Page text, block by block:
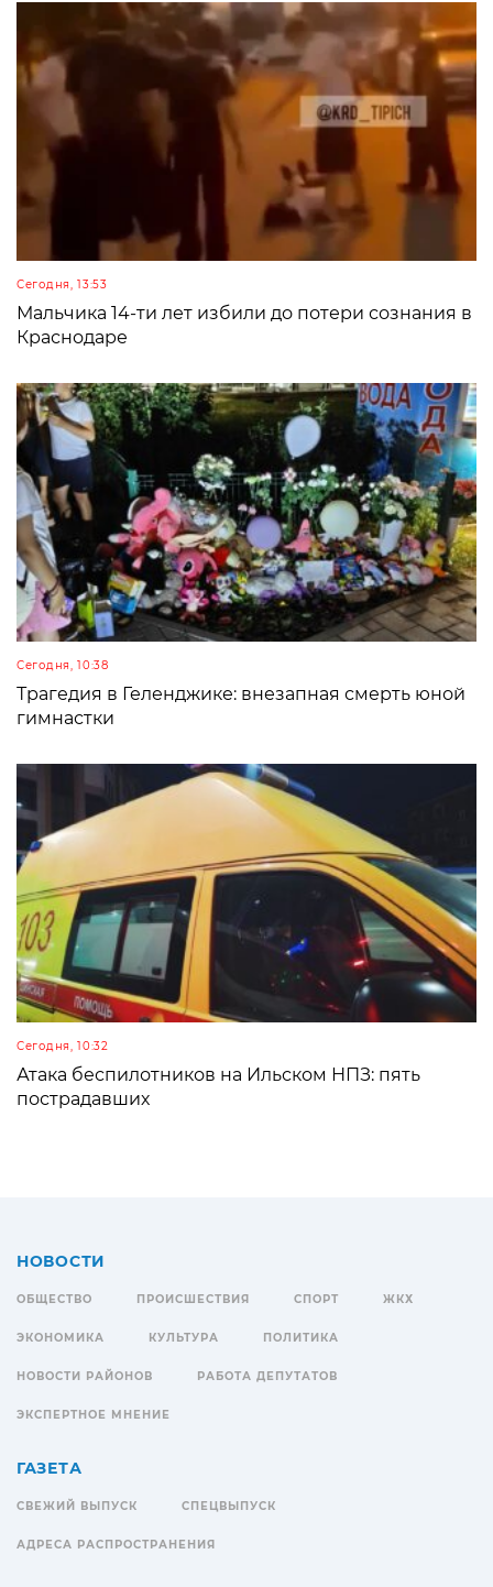
Сегодня, 13:53
Мальчика 14-ти лет избили до потери сознания в
Краснодаре
Сегодня, 10:38
Трагедия в Геленджике: внезапная смерть юной
гимнастки
Сегодня, 10:32
Атака беспилотников на Ильском НПЗ: пять
пострадавших
НОВОСТИ
ОБЩЕСТВО ПРОИСШЕСТВИЯ СПОРТ ЖКХ
ЭКОНОМИКА КУЛЬТУРА ПОЛИТИКА
НОВОСТИ РАЙОНОВ РАБОТА ДЕПУТАТОВ
ЭКСПЕРТНОЕ МНЕНИЕ
ГАЗЕТА
СВЕЖИЙ ВЫПУСК СПЕЦВЫПУСК
АДРЕСА РАСПРОСТРАНЕНИЯ